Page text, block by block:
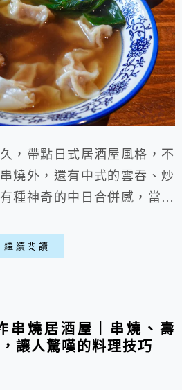
，帶點日式居酒屋風格，不
燒外，還有中式的雲吞、炒
種神奇的中日合併感，當然
一點半，是個宵夜場聚會的
居酒屋喵。 (2024補充二訪)
中原國小，這邊比較不好停
微找一下。...
繼續閱讀
串燒居酒屋｜串燒、壽
讓人驚嘆的料理技巧